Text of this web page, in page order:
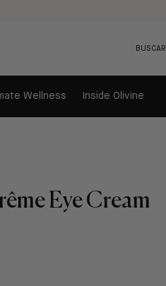
BUSCAR
Wellness Inside Olivine
Eye Cream